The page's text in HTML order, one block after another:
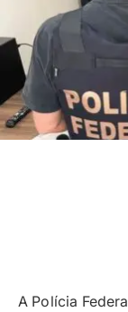
A Polícia